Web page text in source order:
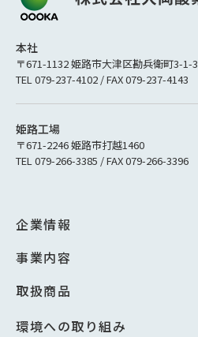
本社
〒671-1132 姫路市大津区勘兵衛町3-1-3
TEL 079-237-4102 / FAX 079-237-4143
姫路工場
〒671-2246 姫路市打越1460
TEL 079-266-3385 / FAX 079-266-3396
企業情報
事業内容
取扱商品
環境への取り組み